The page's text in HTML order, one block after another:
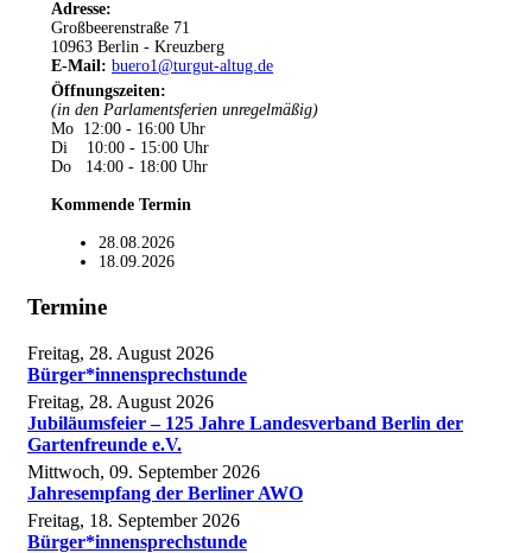
Adresse:
Großbeerenstraße 71
10963 Berlin - Kreuzberg
E-Mail: buero1@turgut-altug.de
Öffnungszeiten:
(in den Parlamentsferien unregelmäßig)
Mo 12:00 - 16:00 Uhr
Di 10:00 - 15:00 Uhr
Do 14:00 - 18:00 Uhr
Kommende Termin
28.08.2026
18.09.2026
Termine
Freitag, 28. August 2026
Bürger*innensprechstunde
Freitag, 28. August 2026
Jubiläumsfeier – 125 Jahre Landesverband Berlin der
Gartenfreunde e.V.
Mittwoch, 09. September 2026
Jahresempfang der Berliner AWO
Freitag, 18. September 2026
Bürger*innensprechstunde